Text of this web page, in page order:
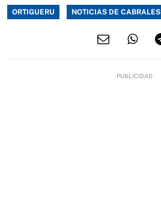
ORTIGUERU NOTICIAS DE CABRALES